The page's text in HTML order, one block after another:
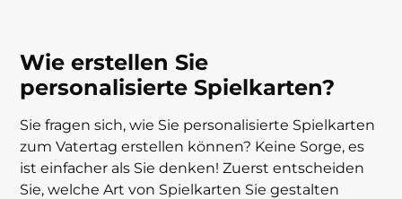
Wie erstellen Sie
personalisierte Spielkarten?
Sie fragen sich, wie Sie personalisierte Spielkarten
zum Vatertag erstellen können? Keine Sorge, es
ist einfacher als Sie denken! Zuerst entscheiden
Sie, welche Art von Spielkarten Sie gestalten